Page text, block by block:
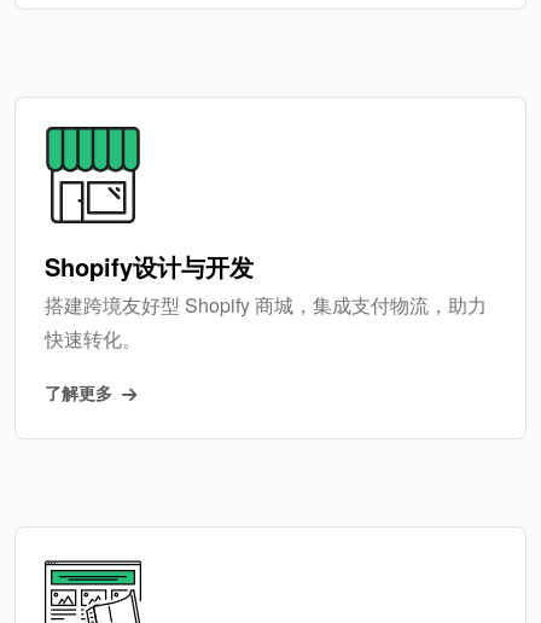
Shopify设计与开发
搭建跨境友好型 Shopify 商城，集成支付物流，助力
快速转化。
了解更多